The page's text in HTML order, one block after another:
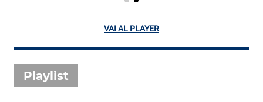
VAI AL PLAYER
Playlist